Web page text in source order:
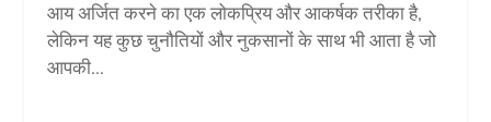
आय अर्जित करने का एक लोकप्रिय और आकर्षक तरीका है,
लेकिन यह कुछ चुनौतियों और नुकसानों के साथ भी आता है जो
आपकी...